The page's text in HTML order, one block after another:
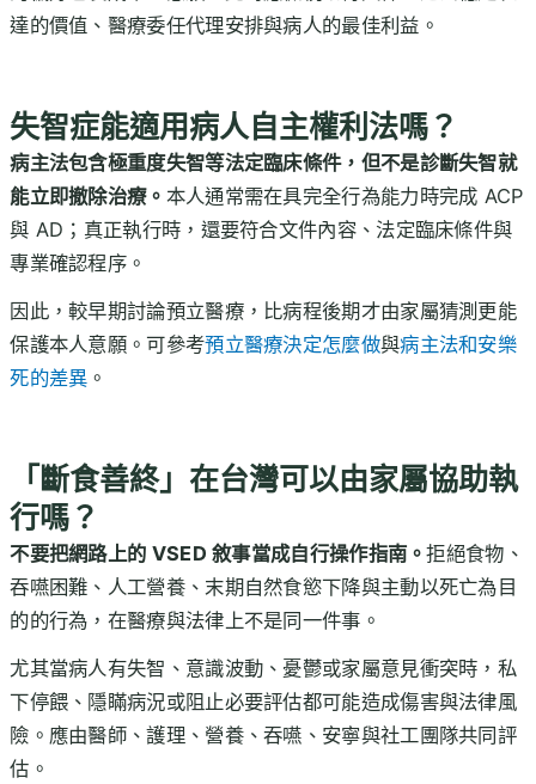
達的價值、醫療委任代理安排與病人的最佳利益。
失智症能適用病人自主權利法嗎？
病主法包含極重度失智等法定臨床條件，但不是診斷失智就
能立即撤除治療。 本人通常需在具完全行為能力時完成 ACP
與 AD；真正執行時，還要符合文件內容、法定臨床條件與
專業確認程序。
因此，較早期討論預立醫療，比病程後期才由家屬猜測更能
保護本人意願。可參考預立醫療決定怎麼做與病主法和安樂
死的差異 。
「斷食善終」在台灣可以由家屬協助執
行嗎？
不要把網路上的 VSED 敘事當成自行操作指南。拒絕食物、
吞嚥困難、人工營養、末期自然食慾下降與主動以死亡為目
的的行為，在醫療與法律上不是同一件事。
尤其當病人有失智、意識波動、憂鬱或家屬意見衝突時，私
下停餵、隱瞞病況或阻止必要評估都可能造成傷害與法律風
險。應由醫師、護理、營養、吞嚥、安寧與社工團隊共同評
估。